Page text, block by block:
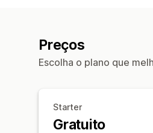
Preços
Escolha o plano que
Starter
Gratuito